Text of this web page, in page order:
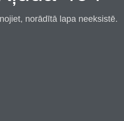
norādītā lapa neeksistē.